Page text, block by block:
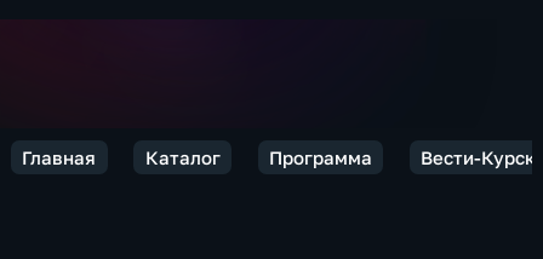
Главная Каталог Программа Вести-Курск